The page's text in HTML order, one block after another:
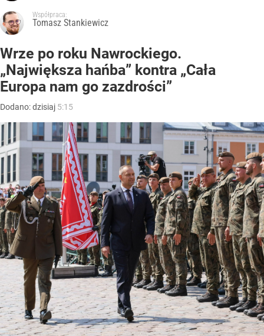
Współpraca:
Tomasz Stankiewicz
Wrze po roku Nawrockiego.
„Największa hańba” kontra „Cała
Europa nam go zazdrości”
Dodano:dzisiaj 5:15